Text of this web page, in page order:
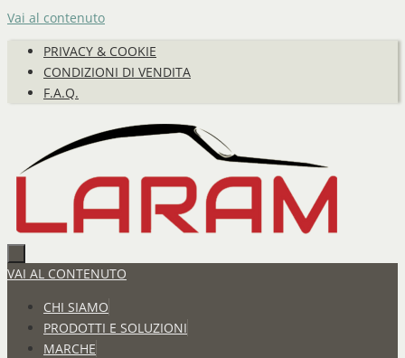
Vai al contenuto
PRIVACY & COOKIE
CONDIZIONI DI VENDITA
F.A.Q.
VAI AL CONTENUTO
CHI SIAMO
PRODOTTI E SOLUZIONI
MARCHE